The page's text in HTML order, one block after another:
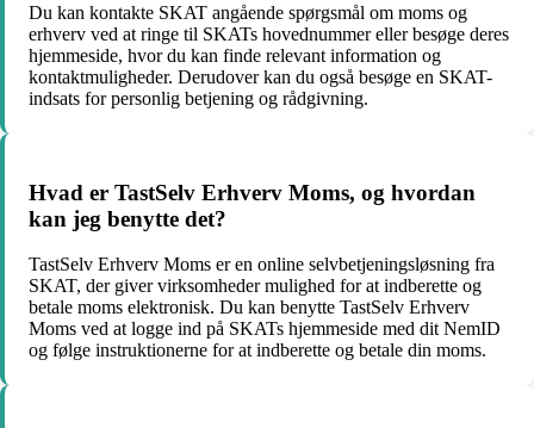
Du kan kontakte SKAT angående spørgsmål om moms og
erhverv ved at ringe til SKATs hovednummer eller besøge deres
hjemmeside, hvor du kan finde relevant information og
kontaktmuligheder. Derudover kan du også besøge en SKAT-
indsats for personlig betjening og rådgivning.
Hvad er TastSelv Erhverv Moms, og hvordan
kan jeg benytte det?
TastSelv Erhverv Moms er en online selvbetjeningsløsning fra
SKAT, der giver virksomheder mulighed for at indberette og
betale moms elektronisk. Du kan benytte TastSelv Erhverv
Moms ved at logge ind på SKATs hjemmeside med dit NemID
og følge instruktionerne for at indberette og betale din moms.